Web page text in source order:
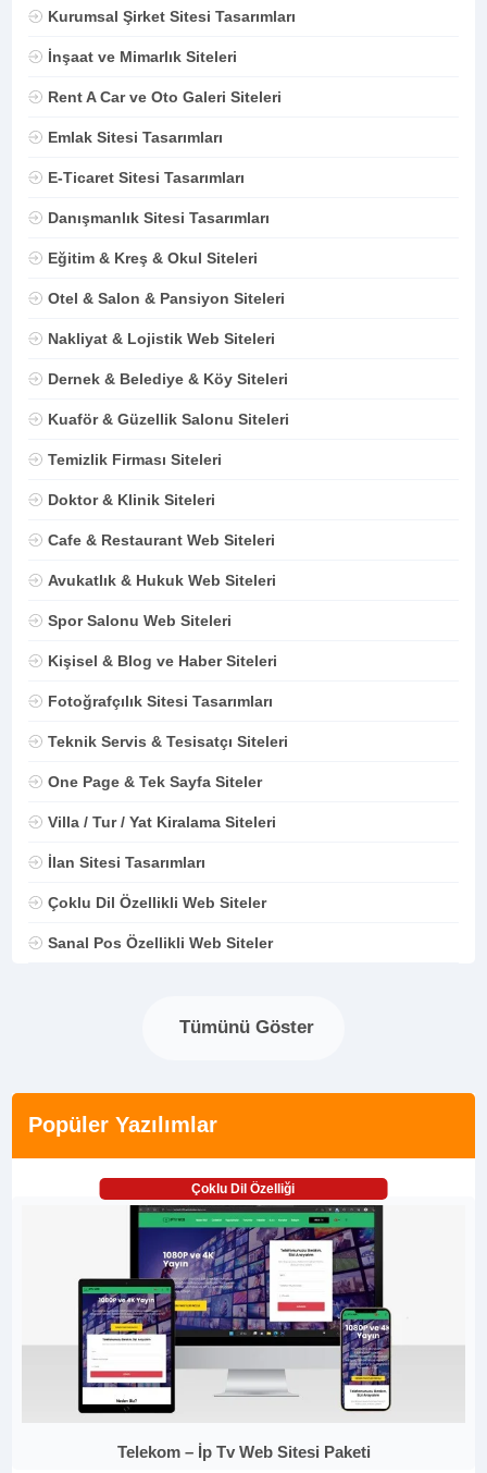
Kurumsal Şirket Sitesi Tasarımları
İnşaat ve Mimarlık Siteleri
Rent A Car ve Oto Galeri Siteleri
Emlak Sitesi Tasarımları
E-Ticaret Sitesi Tasarımları
Danışmanlık Sitesi Tasarımları
Eğitim & Kreş & Okul Siteleri
Otel & Salon & Pansiyon Siteleri
Nakliyat & Lojistik Web Siteleri
Dernek & Belediye & Köy Siteleri
Kuaför & Güzellik Salonu Siteleri
Temizlik Firması Siteleri
Doktor & Klinik Siteleri
Cafe & Restaurant Web Siteleri
Avukatlık & Hukuk Web Siteleri
Spor Salonu Web Siteleri
Kişisel & Blog ve Haber Siteleri
Fotoğrafçılık Sitesi Tasarımları
Teknik Servis & Tesisatçı Siteleri
One Page & Tek Sayfa Siteler
Villa / Tur / Yat Kiralama Siteleri
İlan Sitesi Tasarımları
Çoklu Dil Özellikli Web Siteler
Sanal Pos Özellikli Web Siteler
Tümünü Göster
Popüler Yazılımlar
Çoklu Dil Özelliği
Telekom – İp Tv Web Sitesi Paketi